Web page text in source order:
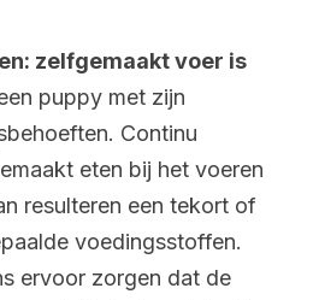
zelfgemaakt voer is
puppy met zijn
Continu
eten bij het voeren
resulteren een tekort of
voedingsstoffen.
ervoor zorgen dat de